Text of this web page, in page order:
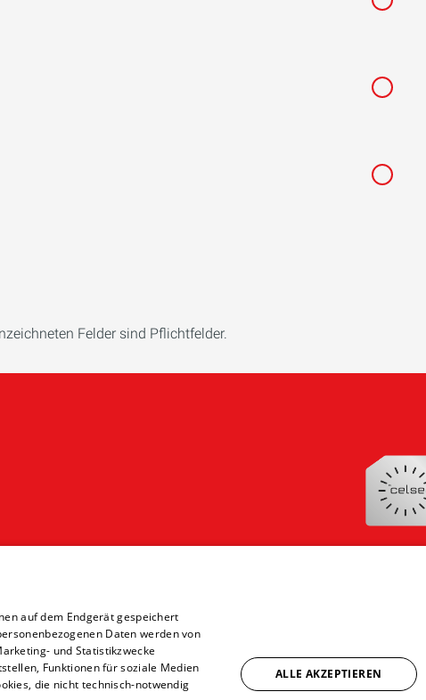
Felder sind Pflichtfelder.
auf dem Endgerät gespeichert
Daten werden von
und Statistikzwecke
Funktionen für soziale Medien
die nicht technisch-notwendig
ALLE AKZEPTIEREN